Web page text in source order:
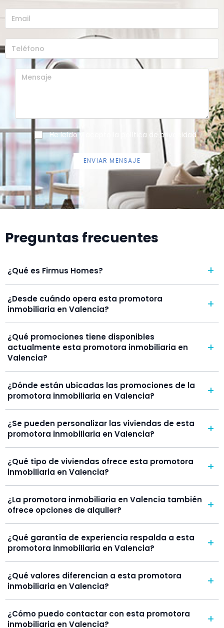
He leído y acepto la política de privacidad
¿Qué es Firmus Homes? +
+
¿Qué promociones tiene disponibles
¿Dónde están ubicadas las promociones de la
+
¿Se pueden personalizar las viviendas de esta
+
+
¿La promotora inmobiliaria en Valencia también
+
¿Qué garantía de experiencia respalda a esta
+
+